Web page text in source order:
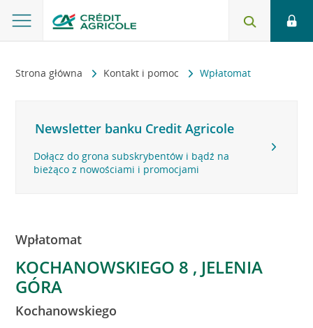
Strona główna Kontakt i pomoc Wpłatomat
Newsletter banku Credit Agricole
Dołącz do grona subskrybentów i bądź na
bieżąco z nowościami i promocjami
Wpłatomat
KOCHANOWSKIEGO 8 , JELENIA
GÓRA
Kochanowskiego